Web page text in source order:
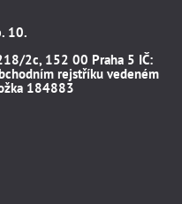
10.
2c, 152 00 Praha 5 IČ:
rejstříku vedeném
184883